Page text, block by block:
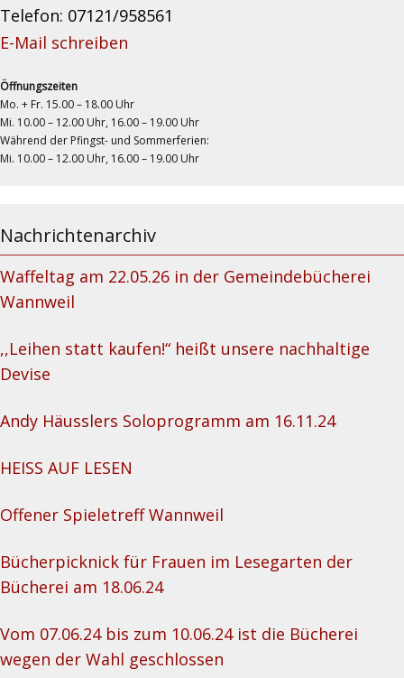
Telefon: 07121/958561
E-Mail schreiben
Öffnungszeiten
Mo. + Fr. 15.00 – 18.00 Uhr
Mi. 10.00 – 12.00 Uhr, 16.00 – 19.00 Uhr
Während der Pfingst- und Sommerferien:
Mi. 10.00 – 12.00 Uhr, 16.00 – 19.00 Uhr
Nachrichtenarchiv
Waffeltag am 22.05.26 in der Gemeindebücherei
Wannweil
,,Leihen statt kaufen!“ heißt unsere nachhaltige
Devise
Andy Häusslers Soloprogramm am 16.11.24
HEISS AUF LESEN
Offener Spieletreff Wannweil
Bücherpicknick für Frauen im Lesegarten der
Bücherei am 18.06.24
Vom 07.06.24 bis zum 10.06.24 ist die Bücherei
wegen der Wahl geschlossen